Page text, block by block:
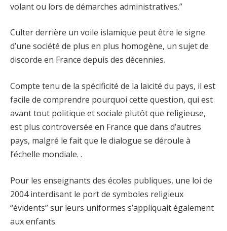
volant ou lors de démarches administratives.”
Culter derrière un voile islamique peut être le signe
d’une société de plus en plus homogène, un sujet de
discorde en France depuis des décennies.
Compte tenu de la spécificité de la laïcité du pays, il est
facile de comprendre pourquoi cette question, qui est
avant tout politique et sociale plutôt que religieuse,
est plus controversée en France que dans d’autres
pays, malgré le fait que le dialogue se déroule à
l’échelle mondiale. .
Pour les enseignants des écoles publiques, une loi de
2004 interdisant le port de symboles religieux
“évidents” sur leurs uniformes s’appliquait également
aux enfants.